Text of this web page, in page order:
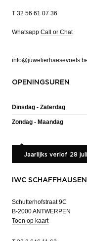
T 32 56 61 07 36
Whatsapp Call or Chat
OPENINGSUREN
Dinsdag - Zaterdag
Zondag - Maandag
Jaarlijks verlof 28
IWC
Schutterhofstraat 9C
B-2000 ANTWERPEN
Toon op kaart